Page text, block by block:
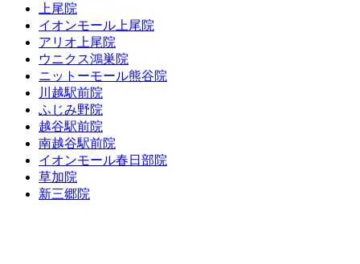
上尾院
イオンモール上尾院
アリオ上尾院
ウニクス鴻巣院
ニットーモール熊谷院
川越駅前院
ふじみ野院
越谷駅前院
南越谷駅前院
イオンモール春日部院
草加院
新三郷院